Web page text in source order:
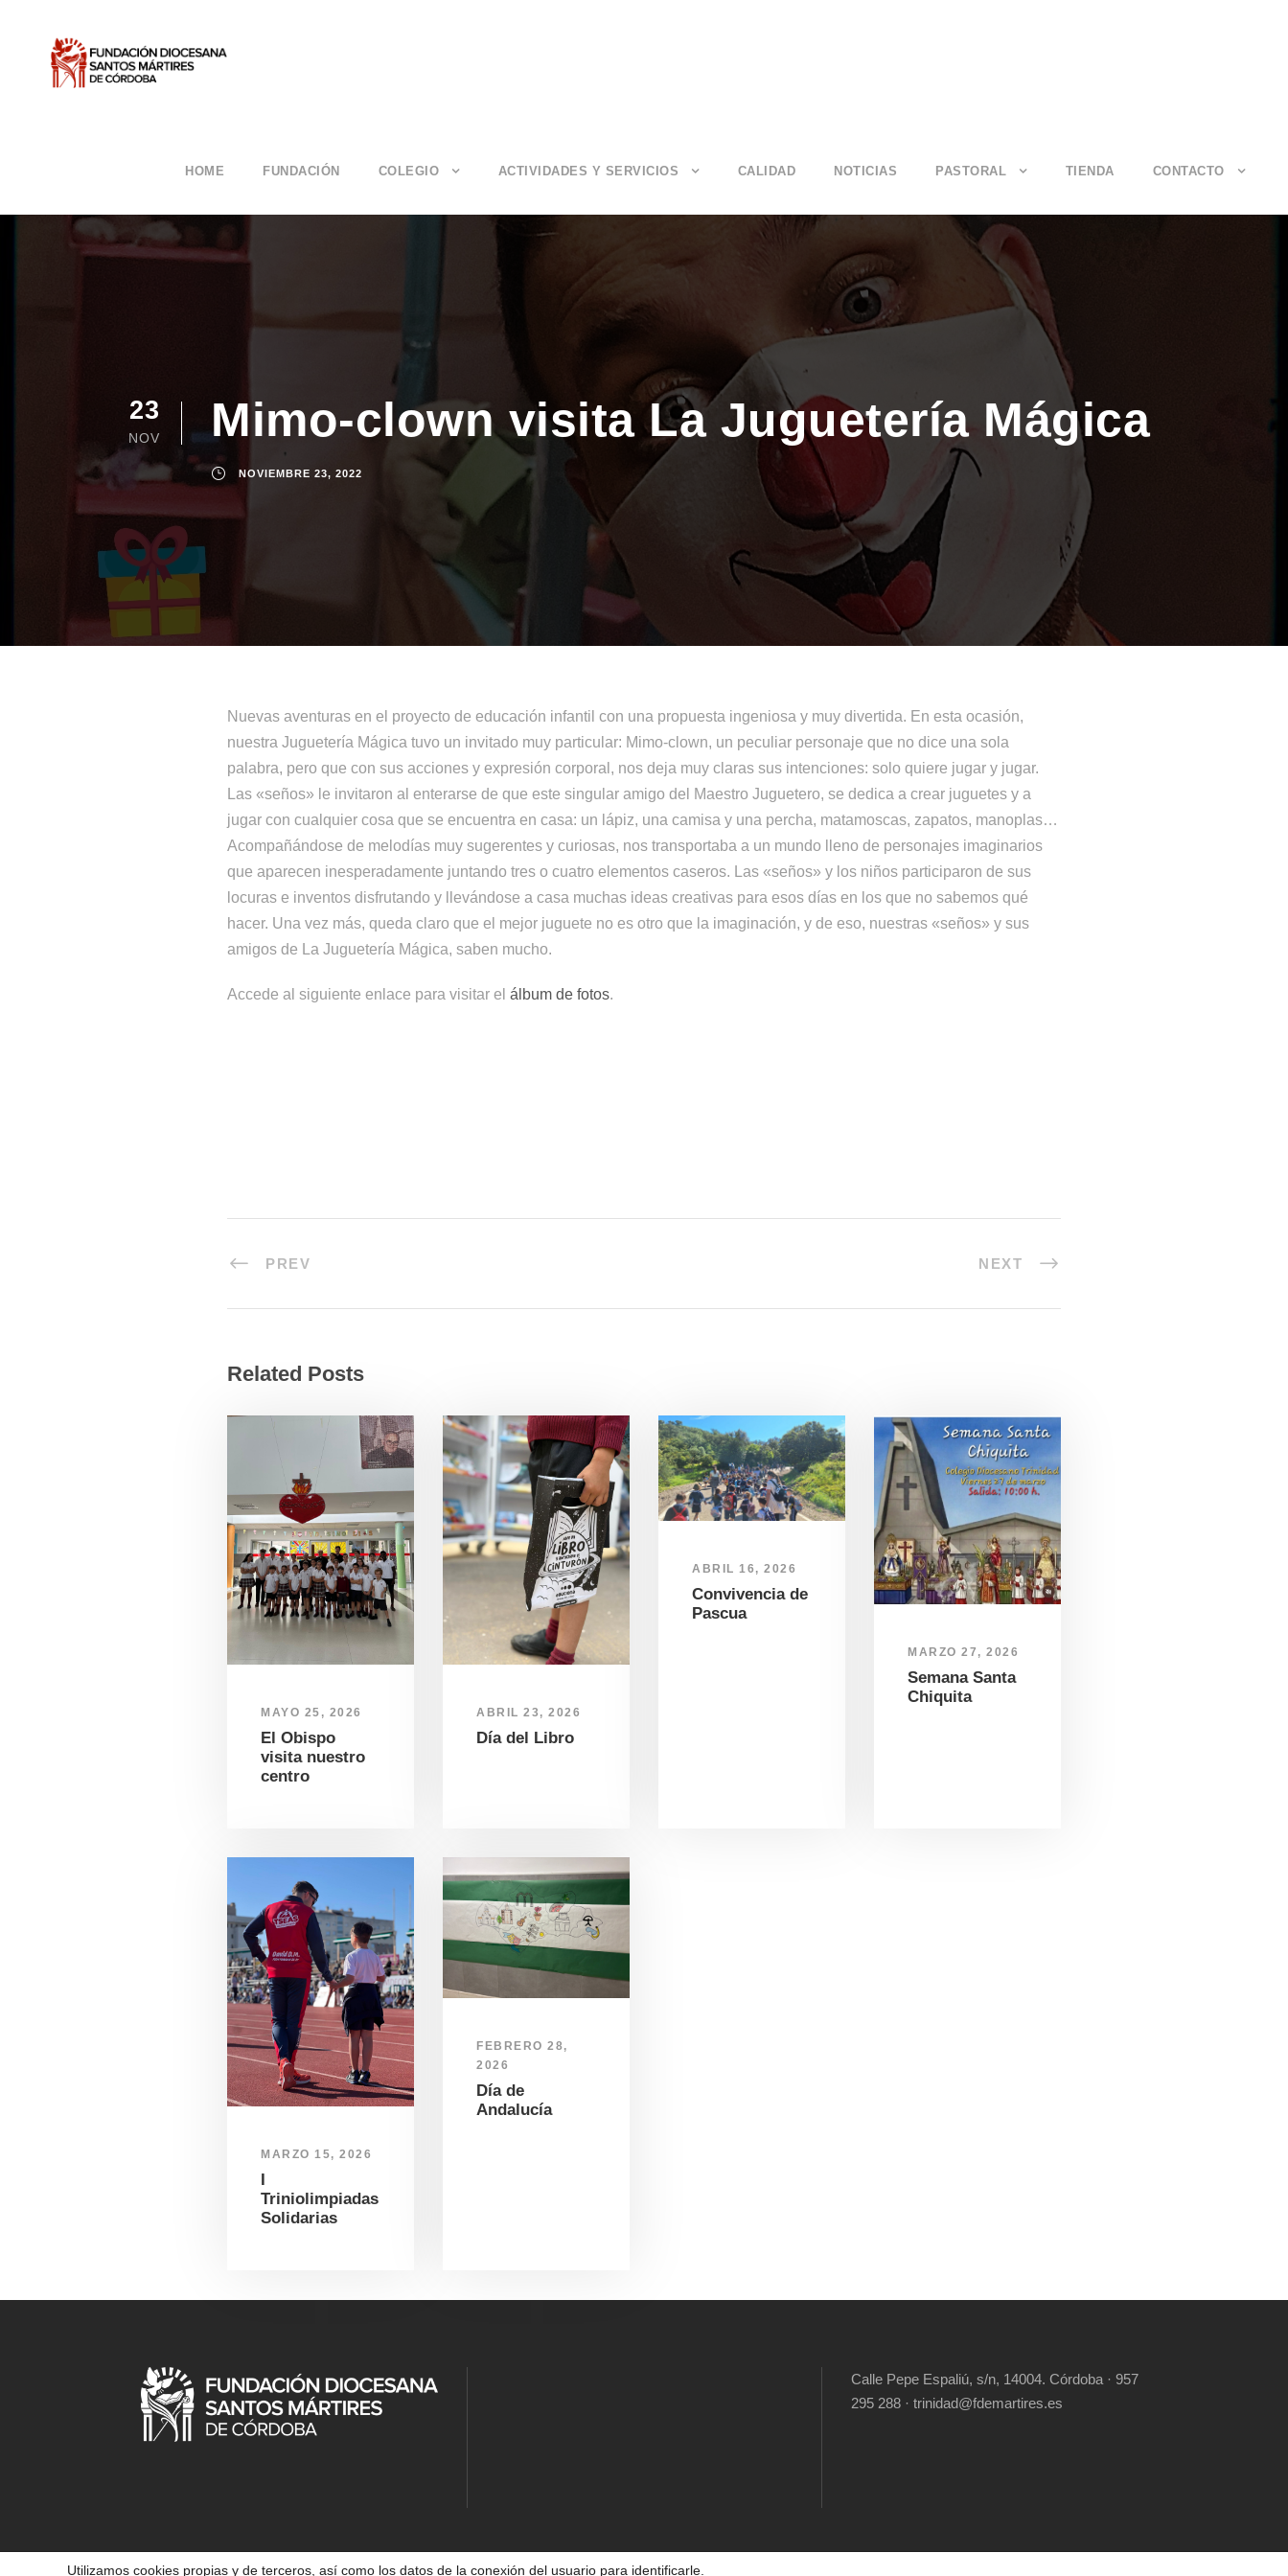
HOME FUNDACIÓN COLEGIO ACTIVIDADES Y SERVICIOS CALIDAD NOTICIAS PASTORAL TIENDA CONTACTO
23
NOV Mimo-clown visita La Juguetería Mágica
NOVIEMBRE 23, 2022
Nuevas aventuras en el proyecto de educación infantil con una propuesta ingeniosa y muy divertida. En esta ocasión,
nuestra Juguetería Mágica tuvo un invitado muy particular: Mimo-clown, un peculiar personaje que no dice una sola
palabra, pero que con sus acciones y expresión corporal, nos deja muy claras sus intenciones: solo quiere jugar y jugar.
Las «seños» le invitaron al enterarse de que este singular amigo del Maestro Juguetero, se dedica a crear juguetes y a
jugar con cualquier cosa que se encuentra en casa: un lápiz, una camisa y una percha, matamoscas, zapatos, manoplas…
Acompañándose de melodías muy sugerentes y curiosas, nos transportaba a un mundo lleno de personajes imaginarios
que aparecen inesperadamente juntando tres o cuatro elementos caseros. Las «seños» y los niños participaron de sus
locuras e inventos disfrutando y llevándose a casa muchas ideas creativas para esos días en los que no sabemos qué
hacer. Una vez más, queda claro que el mejor juguete no es otro que la imaginación, y de eso, nuestras «seños» y sus
amigos de La Juguetería Mágica, saben mucho.
Accede al siguiente enlace para visitar el álbum de fotos.
PREV NEXT
Related Posts
MAYO 25, 2026
El Obispo
visita nuestro
centro
ABRIL 23, 2026
Día del Libro
ABRIL 16, 2026
Convivencia de
Pascua
MARZO 27, 2026
Semana Santa
Chiquita
MARZO 15, 2026
Triniolimpiadas
Solidarias
FEBRERO 28,
2026
Día de
Andalucía
Calle Pepe Espaliú, s/n, 14004. Córdoba · 957
295 288 · trinidad@fdemartires.es
Utilizamos cookies propias y de terceros, así como los datos de la conexión del usuario para identificarle.